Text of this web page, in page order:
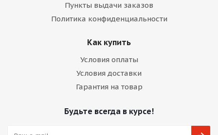
Пункты выдачи заказов
Политика конфиденциальности
Как купить
Условия оплаты
Условия доставки
Гарантия на товар
Будьте всегда в курсе!